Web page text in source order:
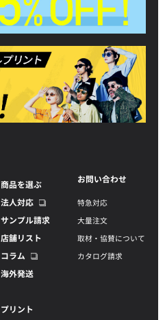
商品を選ぶ
法人対応
サンプル請求
店舗リスト
コラム
海外発送
お問い合わせ
特急対応
大量注文
取材・協賛について
カタログ請求
プリント